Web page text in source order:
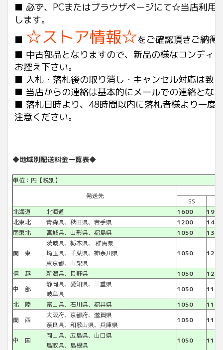
■ 必ず、PCまたはブラウザページにて☆当店利用
します。
■ ☆ストア情報☆をご確認頂きご納得
■ 中古部品となりますので、新品の様なコンディ
お控え下さい。
■ 入札・落札後の取り消し・キャンセル対応は致
■ 当店からの連絡は基本的にメールでの連絡とな
■ 落札日時より、48時間以内に落札者様より一度
注意ください。
◆地域別配送料金一覧表◆
単位：円【税別】
発送先
SS
北海道
北海道 1600
1900
北東北
青森県、秋田県、岩手県 1200
1400
南東北
宮城県、山形県、福島県 1050 1300
関 東
茨城県、栃木県、 群馬県
埼玉県、千葉県、神奈川県
東京都、山梨県
1050 1200
信 越 新潟県、長野県 1050
1200
中 部
静岡県、愛知県、三重県
岐阜県
1050
1100
北 陸
富山県、石川県、福井県 1050
1100
関 西
大阪府、京都府、滋賀県
奈良県、和歌山県、兵庫県
1050 1100
中 国
岡山県、広島県、山口県
鳥取県、島根県
1050 1100